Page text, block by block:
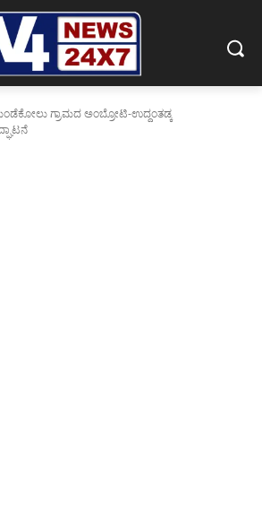
ಗ್ರಾಮದ ಅಂಬ್ರೋಟಿ-ಉದ್ದಂತಡ್ಕ